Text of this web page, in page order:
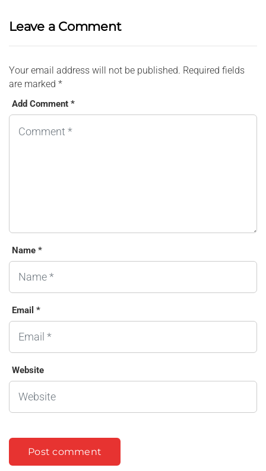
Leave a Comment
Your email address will not be published. Required fields
are marked *
Add Comment *
Name *
Email *
Website